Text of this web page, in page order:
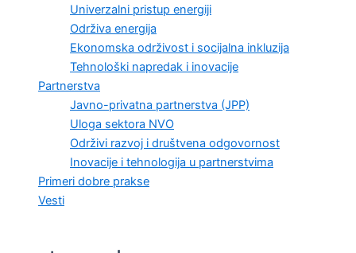
Univerzalni pristup energiji
Održiva energija
Ekonomska održivost i socijalna inkluzija
Tehnološki napredak i inovacije
Partnerstva
Javno-privatna partnerstva (JPP)
Uloga sektora NVO
Održivi razvoj i društvena odgovornost
Inovacije i tehnologija u partnerstvima
Primeri dobre prakse
Vesti